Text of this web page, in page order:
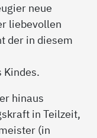
neue
liebevollen
der in diesem
hinaus
in Teilzeit,
(in